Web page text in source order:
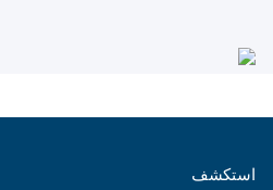
استكشف